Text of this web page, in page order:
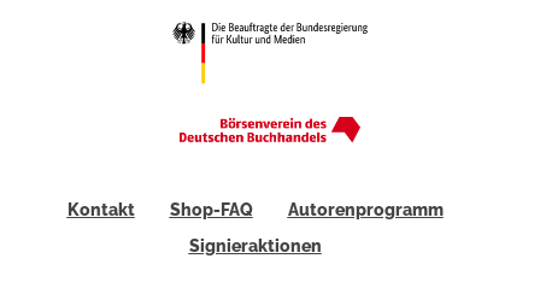
Kontakt Shop-FAQ
Autorenprogramm
Signieraktionen